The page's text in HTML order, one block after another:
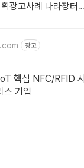
광고사례 나라장터
광고
핵심 NFC/RFID 시
스 기업